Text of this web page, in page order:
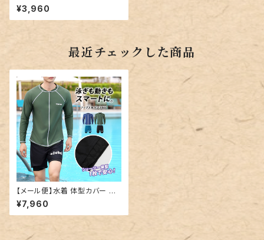
¥3,960
最近チェックした商品
【メール便】水着 体型カバー メ
ンズ 上下 ラッシュガード／hys
3433
¥7,960